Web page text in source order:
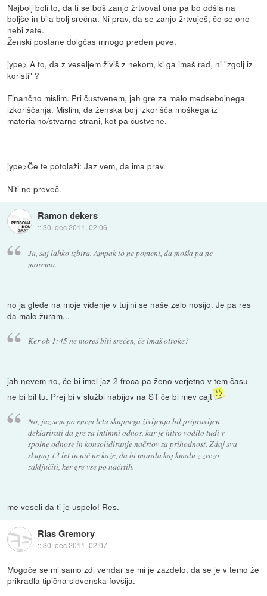
Najbolj boli to, da ti se boš zanjo žrtvoval ona pa bo odšla na
boljše in bila bolj srečna. Ni prav, da se zanjo žrtvuješ, če se one
nebi zate.
Ženski postane dolgčas mnogo preden pove.
jype> A to, da z veseljem živiš z nekom, ki ga imaš rad, ni "zgolj iz
koristi" ?
Finančno mislim. Pri čustvenem, jah gre za malo medsebojnega
izkoriščanja. Mislim, da ženska bolj izkorišča moškega iz
materialno/stvarne strani, kot pa čustvene.
jype>Če te potolaži: Jaz vem, da ima prav.
Niti ne preveč.
Ramon dekers
::30. dec 2011, 02:06
Ja, saj lahko izbira. Ampak to ne pomeni, da moški pa ne
moremo.
no ja glede na moje videnje v tujini se naše zelo nosijo. Je pa res
da malo žuram...
Ker ob 1:45 ne moreš biti srečen, če imaš otroke?
jah nevem no, če bi imel jaz 2 froca pa ženo verjetno v tem času
ne bi bil tu. Prej bi v službi nabijov na ST če bi mev cajt
No, jaz sem po enem letu skupnega življenja bil pripravljen
deklarirati da gre za intimni odnos, kar je hitro vodilo tudi v
spolne odnose in konsolidiranje načrtov za prihodnost. Zdaj sva
skupaj 13 let in nič ne kaže, da bi morala kaj kmalu z zvezo
zaključiti, ker gre vse po načrtih.
me veseli da ti je uspelo! Res.
Rias Gremory
::30. dec 2011, 02:07
Mogoče se mi samo zdi vendar se mi je zazdelo, da se je v temo že
prikradla tipična slovenska fovšija.